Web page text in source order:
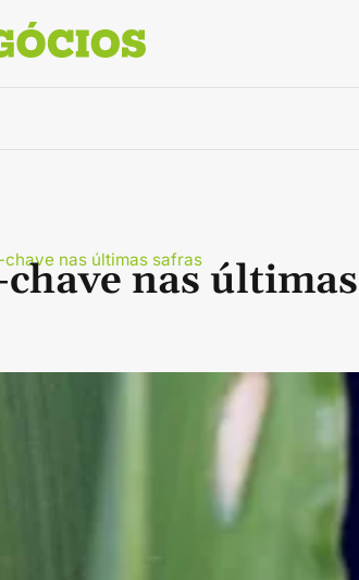
nas últimas safrasnas últimas